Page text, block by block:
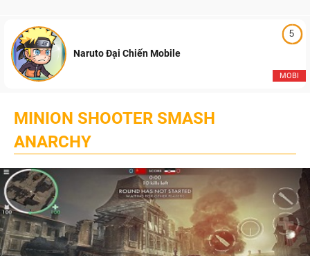
5
MOBI
Naruto Đại Chiến Mobile
MINION SHOOTER SMASH
ANARCHY